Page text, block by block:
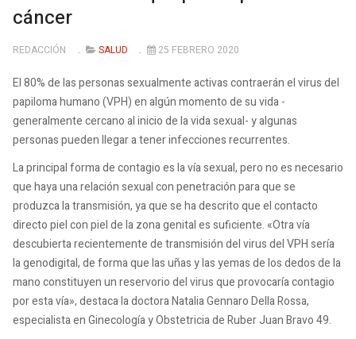
cáncer
REDACCIÓN SALUD 25 FEBRERO 2020
El 80% de las personas sexualmente activas contraerán el virus del
papiloma humano (VPH) en algún momento de su vida -
generalmente cercano al inicio de la vida sexual- y algunas
personas pueden llegar a tener infecciones recurrentes.
La principal forma de contagio es la vía sexual, pero no es necesario
que haya una relación sexual con penetración para que se
produzca la transmisión, ya que se ha descrito que el contacto
directo piel con piel de la zona genital es suficiente. «Otra vía
descubierta recientemente de transmisión del virus del VPH sería
la genodigital, de forma que las uñas y las yemas de los dedos de la
mano constituyen un reservorio del virus que provocaría contagio
por esta vía», destaca la doctora Natalia Gennaro Della Rossa,
especialista en Ginecología y Obstetricia de Ruber Juan Bravo 49.